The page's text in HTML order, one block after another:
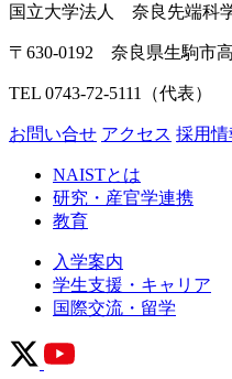
国立大学法人 奈良先端科
〒630-0192 奈良県生駒市
TEL 0743-72-5111（代表）
お問い合せ アクセス 採用情
NAISTとは
研究・産官学連携
教育
入学案内
学生支援・キャリア
国際交流・留学